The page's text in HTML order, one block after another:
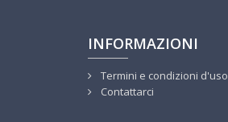
INFORMAZIONI
Termini e condizioni d'uso
Contattarci